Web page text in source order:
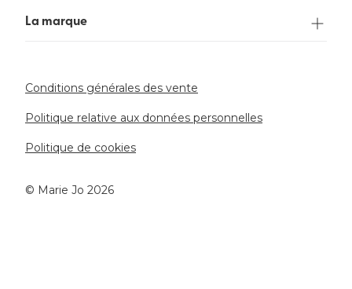
La marque
Conditions générales des vente
Politique relative aux données personnelles
Politique de cookies
©️ Marie Jo 2026